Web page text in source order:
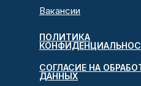
ПОЛИТИКА
СОГЛАСИЕ НА
ДАННЫХ
Вакансии